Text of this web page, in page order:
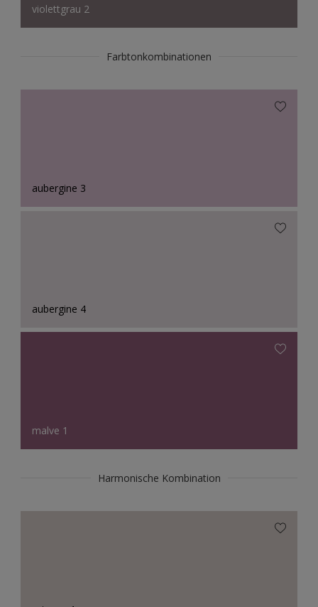
violettgrau 2
Farbtonkombinationen
aubergine 3
aubergine 4
malve 1
Harmonische Kombination